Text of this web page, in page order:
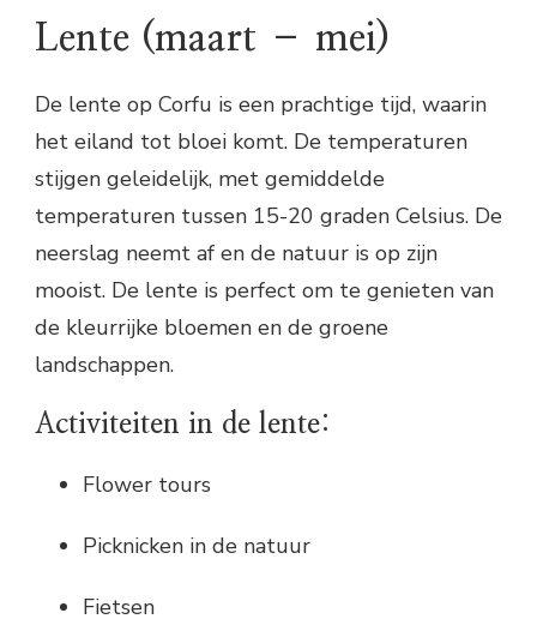
Lente (maart – mei)
De lente op Corfu is een prachtige tijd, waarin
het eiland tot bloei komt. De temperaturen
stijgen geleidelijk, met gemiddelde
temperaturen tussen 15-20 graden Celsius. De
neerslag neemt af en de natuur is op zijn
mooist. De lente is perfect om te genieten van
de kleurrijke bloemen en de groene
landschappen.
Activiteiten in de lente:
Flower tours
Picknicken in de natuur
Fietsen